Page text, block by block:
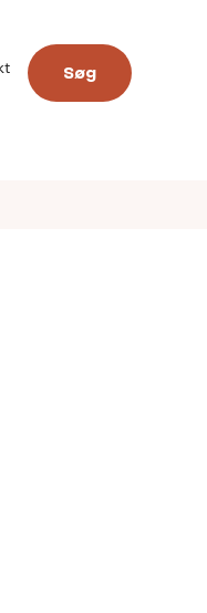
Søg